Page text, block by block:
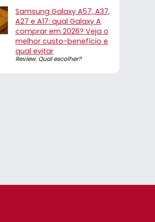
Samsung Galaxy A57, A37,
A27 e A17: qual Galaxy A
comprar em 2026? Veja o
melhor custo-benefício e
qual evitar
Review, Qual escolher?